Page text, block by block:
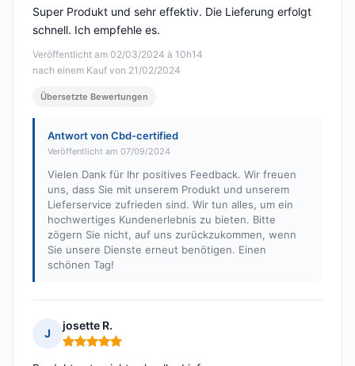
Veröffentlicht am 02/03/2024 à 10h14
nach einem Kauf von 21/02/2024
Super Produkt und sehr effektiv. Die Lieferung erfolgt
schnell. Ich empfehle es.
Übersetzte Bewertungen
Antwort von Cbd-certified
Veröffentlicht am 07/09/2024
Vielen Dank für Ihr positives Feedback. Wir freuen
uns, dass Sie mit unserem Produkt und unserem
Lieferservice zufrieden sind. Wir tun alles, um ein
hochwertiges Kundenerlebnis zu bieten. Bitte
zögern Sie nicht, auf uns zurückzukommen, wenn
Sie unsere Dienste erneut benötigen. Einen
schönen Tag!
J
josette R.
Hinweis: 5 von 5